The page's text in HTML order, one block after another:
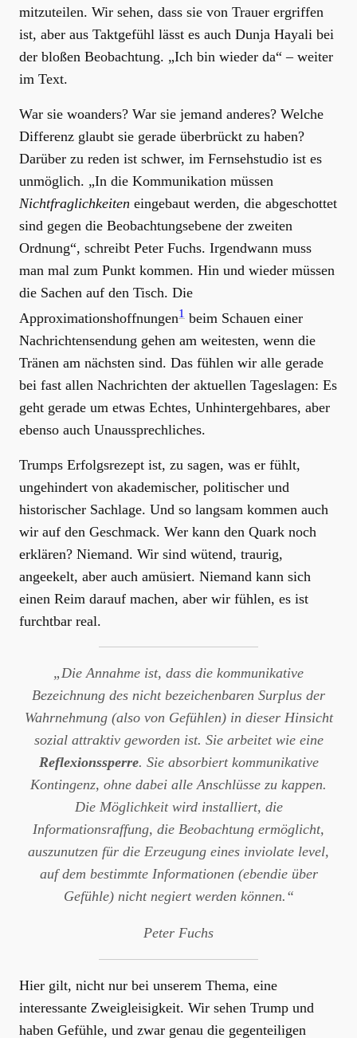
mitzuteilen. Wir sehen, dass sie von Trauer ergriffen
ist, aber aus Taktgefühl lässt es auch Dunja Hayali bei
der bloßen Beobachtung. „Ich bin wieder da“ – weiter
im Text.
War sie woanders? War sie jemand anderes? Welche
Differenz glaubt sie gerade überbrückt zu haben?
Darüber zu reden ist schwer, im Fernsehstudio ist es
unmöglich. „In die Kommunikation müssen
Nichtfraglichkeiten eingebaut werden, die abgeschottet
sind gegen die Beobachtungsebene der zweiten
Ordnung“, schreibt Peter Fuchs. Irgendwann muss
man mal zum Punkt kommen. Hin und wieder müssen
die Sachen auf den Tisch. Die
Approximationshoffnungen1 beim Schauen einer
Nachrichtensendung gehen am weitesten, wenn die
Tränen am nächsten sind. Das fühlen wir alle gerade
bei fast allen Nachrichten der aktuellen Tageslagen: Es
geht gerade um etwas Echtes, Unhintergehbares, aber
ebenso auch Unaussprechliches.
Trumps Erfolgsrezept ist, zu sagen, was er fühlt,
ungehindert von akademischer, politischer und
historischer Sachlage. Und so langsam kommen auch
wir auf den Geschmack. Wer kann den Quark noch
erklären? Niemand. Wir sind wütend, traurig,
angeekelt, aber auch amüsiert. Niemand kann sich
einen Reim darauf machen, aber wir fühlen, es ist
furchtbar real.
„Die Annahme ist, dass die kommunikative
Bezeichnung des nicht bezeichenbaren Surplus der
Wahrnehmung (also von Gefühlen) in dieser Hinsicht
sozial attraktiv geworden ist. Sie arbeitet wie eine
Reflexionssperre. Sie absorbiert kommunikative
Kontingenz, ohne dabei alle Anschlüsse zu kappen.
Die Möglichkeit wird installiert, die
Informationsraffung, die Beobachtung ermöglicht,
auszunutzen für die Erzeugung eines inviolate level,
auf dem bestimmte Informationen (ebendie über
Gefühle) nicht negiert werden können.“
Peter Fuchs
Hier gilt, nicht nur bei unserem Thema, eine
interessante Zweigleisigkeit. Wir sehen Trump und
haben Gefühle, und zwar genau die gegenteiligen